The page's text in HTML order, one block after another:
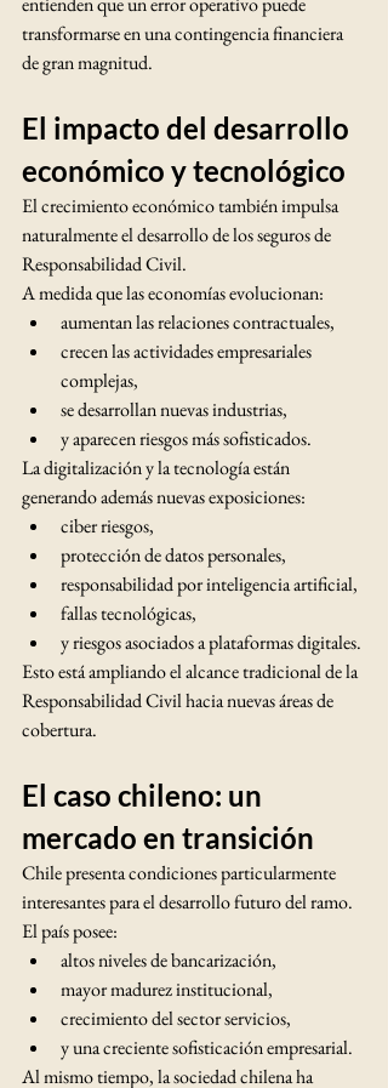
transformarse en una contingencia financiera
de gran magnitud.
El impacto del desarrollo
económico y tecnológico
El crecimiento económico también impulsa
naturalmente el desarrollo de los seguros de
Responsabilidad Civil.
A medida que las economías evolucionan:
aumentan las relaciones contractuales,
crecen las actividades empresariales
complejas,
se desarrollan nuevas industrias,
y aparecen riesgos más sofisticados.
La digitalización y la tecnología están
generando además nuevas exposiciones:
ciber riesgos,
protección de datos personales,
responsabilidad por inteligencia artificial,
fallas tecnológicas,
y riesgos asociados a plataformas digitales.
Esto está ampliando el alcance tradicional de la
Responsabilidad Civil hacia nuevas áreas de
cobertura.
El caso chileno: un
mercado en transición
Chile presenta condiciones particularmente
interesantes para el desarrollo futuro del ramo.
El país posee:
altos niveles de bancarización,
mayor madurez institucional,
crecimiento del sector servicios,
y una creciente sofisticación empresarial.
Al mismo tiempo, la sociedad chilena ha